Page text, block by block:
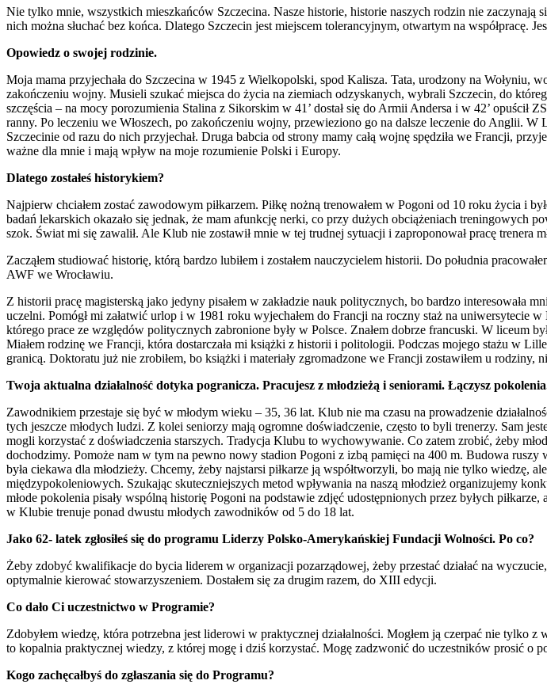
Nie tylko mnie, wszystkich mieszkańców Szczecina. Nasze historie, historie naszych rodzin nie
nich można słuchać bez końca. Dlatego Szczecin jest miejscem tolerancyjnym, otwartym na współpracę.
Opowiedz o swojej rodzinie.
Moja mama przyjechała do Szczecina w 1945 z Wielkopolski, spod Kalisza. Tata, urodzony na Wołyniu,
zakończeniu wojny. Musieli szukać miejsca do życia na ziemiach odzyskanych, wybrali Szczecin, do
szczęścia – na mocy porozumienia Stalina z Sikorskim w 41’ dostał się do Armii Andersa i w 42’ opuścił
ranny. Po leczeniu we Włoszech, po zakończeniu wojny, przewieziono go na dalsze leczenie do Anglii.
Szczecinie od razu do nich przyjechał. Druga babcia od strony mamy całą wojnę spędziła we Francji,
ważne dla mnie i mają wpływ na moje rozumienie Polski i Europy.
Dlatego zostałeś historykiem?
Najpierw chciałem zostać zawodowym piłkarzem. Piłkę nożną trenowałem w Pogoni od 10 roku życia i
badań lekarskich okazało się jednak, że mam afunkcję nerki, co przy dużych obciążeniach treningowych
szok. Świat mi się zawalił. Ale Klub nie zostawił mnie w tej trudnej sytuacji i zaproponował pracę trenera
Zacząłem studiować historię, którą bardzo lubiłem i zostałem nauczycielem historii. Do południa
AWF we Wrocławiu.
Z historii pracę magisterską jako jedyny pisałem w zakładzie nauk politycznych, bo bardzo interesowała
uczelni. Pomógł mi załatwić urlop i w 1981 roku wyjechałem do Francji na roczny staż na
którego prace ze względów politycznych zabronione były w Polsce. Znałem dobrze francuski. W liceum
Miałem rodzinę we Francji, która dostarczała mi książki z historii i politologii. Podczas mojego stażu w
granicą. Doktoratu już nie zrobiłem, bo książki i materiały zgromadzone we Francji zostawiłem u
Twoja aktualna działalność dotyka pogranicza. Pracujesz z młodzieżą i seniorami. Łączysz
Zawodnikiem przestaje się być w młodym wieku – 35, 36 lat. Klub nie ma czasu na prowadzenie
tych jeszcze młodych ludzi. Z kolei seniorzy mają ogromne doświadczenie, często to byli trenerzy. Sam
mogli korzystać z doświadczenia starszych. Tradycja Klubu to wychowywanie. Co zatem zrobić, żeby
dochodzimy. Pomoże nam w tym na pewno nowy stadion Pogoni z izbą pamięci na 400 m. Budowa
była ciekawa dla młodzieży. Chcemy, żeby najstarsi piłkarze ją współtworzyli, bo mają nie tylko wiedzę,
międzypokoleniowych. Szukając skuteczniejszych metod wpływania na naszą młodzież organizujemy
młode pokolenia pisały wspólną historię Pogoni na podstawie zdjęć udostępnionych przez byłych
w Klubie trenuje ponad dwustu młodych zawodników od 5 do 18 lat.
Jako 62- latek zgłosiłeś się do programu Liderzy Polsko-Amerykańskiej Fundacji Wolności. Po co?
Żeby zdobyć kwalifikacje do bycia liderem w organizacji pozarządowej, żeby przestać działać na
optymalnie kierować stowarzyszeniem. Dostałem się za drugim razem, do XIII edycji.
Co dało Ci uczestnictwo w Programie?
Zdobyłem wiedzę, która potrzebna jest liderowi w praktycznej działalności. Mogłem ją czerpać nie tylko
to kopalnia praktycznej wiedzy, z której mogę i dziś korzystać. Mogę zadzwonić do uczestników prosić o
Kogo zachęcałbyś do zgłaszania się do Programu?